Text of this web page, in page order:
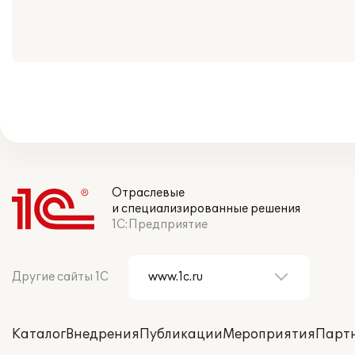
Отраслевые
и специализированные решения
1С:Предприятие
Другие сайты 1С
КаталогВнедренияПубликацииМероприятия